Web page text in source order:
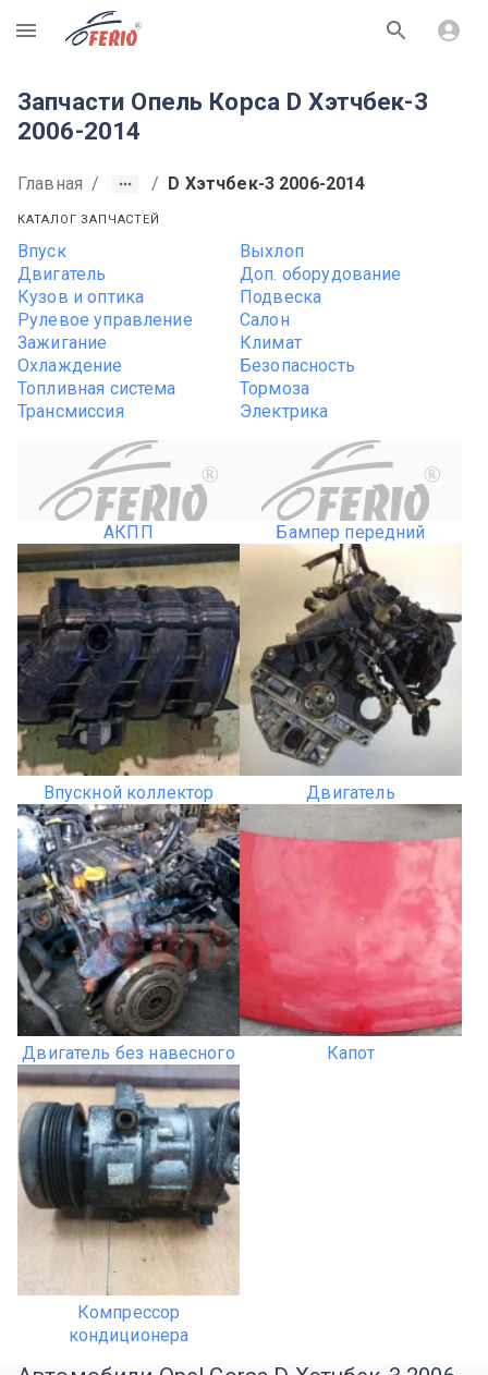
R
Запчасти Опель Корса D Хэтчбек-3
2006-2014
Главная / / D Хэтчбек-3 2006-2014
КАТАЛОГ ЗАПЧАСТЕЙ
Впуск
Выхлоп
Двигатель
Доп. оборудование
Кузов и оптика
Подвеска
Рулевое управление
Салон
Зажигание
Климат
Охлаждение
Безопасность
Топливная система
Тормоза
Трансмиссия
Электрика
R
АКПП
R
Бампер передний
Впускной коллектор Двигатель
Двигатель без навесного Капот
Компрессор
кондиционера